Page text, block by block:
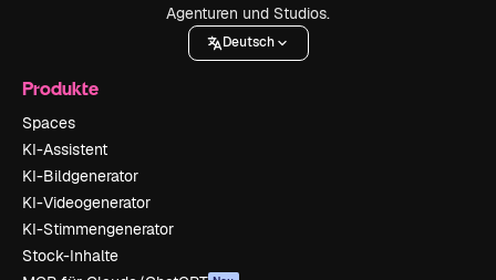
Agenturen und Studios.
Deutsch
Produkte
Spaces
KI-Assistent
KI-Bildgenerator
KI-Videogenerator
KI-Stimmengenerator
Stock-Inhalte